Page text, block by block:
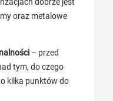
oraz metalowe
– przed
tym, do czego
kilka punktów do